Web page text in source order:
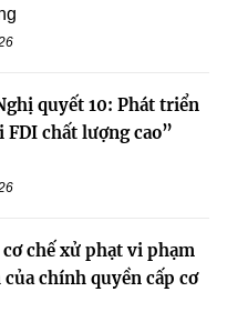
quyết 10: Phát triển
FDI chất lượng cao”
chế xử phạt vi phạm
chính quyền cấp cơ